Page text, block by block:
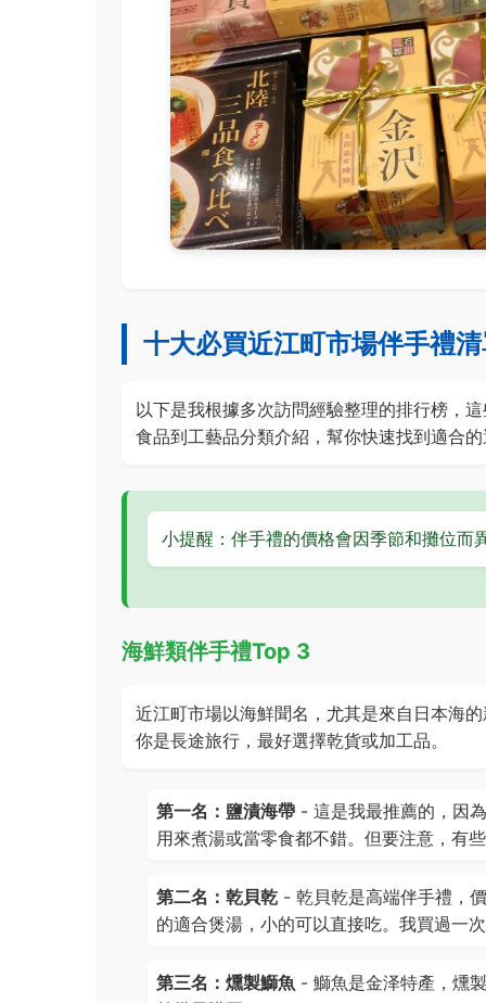
十大必買近江町市場伴手禮
以下是我根據多次訪問經驗整理的排行榜，
食品到工藝品分類介紹，幫你快速找到適合
小提醒：伴手禮的價格會因季節和攤位而
海鮮類伴手禮Top 3
近江町市場以海鮮聞名，尤其是來自日本海
你是長途旅行，最好選擇乾貨或加工品。
第一名：鹽漬海帶 - 這是我最推薦的，因
用來煮湯或當零食都不錯。但要注意，有
第二名：乾貝乾 - 乾貝乾是高端伴手禮，
的適合煲湯，小的可以直接吃。我買過一
第三名：燻製鰤魚 - 鰤魚是金泽特產，燻